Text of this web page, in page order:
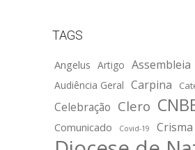
TAGS
Angelus Artigo Assembleia
Audiência Geral Carpina
Celebração Clero
Comunicado Covid-19 Crisma